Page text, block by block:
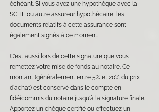
échéant. Si vous avez une hypothèque avec la
SCHL ou autre assureur hypothécaire, les
documents relatifs à cette assurance sont
également signés à ce moment.
C'est aussi lors de cette signature que vous
remettez votre mise de fonds au notaire. Ce
montant (généralement entre 5% et 20% du prix
d'achat) est conservé dans le compte en
fidéicommis du notaire jusqu'à la signature finale.
Apportez un chèque certifié ou effectuez un